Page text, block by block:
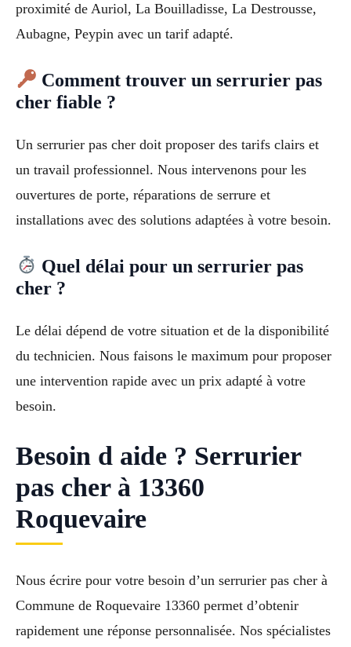
proximité de Auriol, La Bouilladisse, La Destrousse,
Aubagne, Peypin avec un tarif adapté.
Comment trouver un serrurier pas
cher fiable ?
Un serrurier pas cher doit proposer des tarifs clairs et
un travail professionnel. Nous intervenons pour les
ouvertures de porte, réparations de serrure et
installations avec des solutions adaptées à votre besoin.
Quel délai pour un serrurier pas
cher ?
Le délai dépend de votre situation et de la disponibilité
du technicien. Nous faisons le maximum pour proposer
une intervention rapide avec un prix adapté à votre
besoin.
Besoin d aide ? Serrurier
pas cher à 13360
Roquevaire
Nous écrire pour votre besoin d’un serrurier pas cher à
Commune de Roquevaire 13360 permet d’obtenir
rapidement une réponse personnalisée. Nos spécialistes